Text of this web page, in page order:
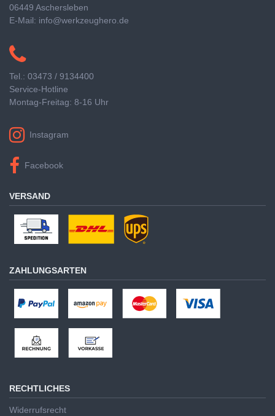
06449 Aschersleben
E-Mail: info@werkzeughero.de
Tel.: 03473 / 9134400
Service-Hotline
Montag-Freitag: 8-16 Uhr
Instagram
Facebook
VERSAND
ZAHLUNGSARTEN
RECHTLICHES
Widerrufsrecht